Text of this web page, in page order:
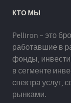
КТО МЫ
Pelliron – это
работавшие в
фонды,
в сегменте
спектра услуг,
рынками.